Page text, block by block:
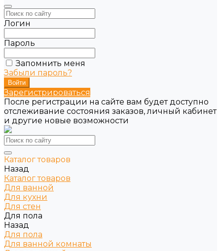
Логин
Пароль
Запомнить меня
Забыли пароль?
Зарегистрироваться
После регистрации на сайте вам будет доступно
отслеживание состояния заказов, личный кабинет
и другие новые возможности
Каталог товаров
Назад
Каталог товаров
Для ванной
Для кухни
Для стен
Для пола
Назад
Для пола
Для ванной комнаты